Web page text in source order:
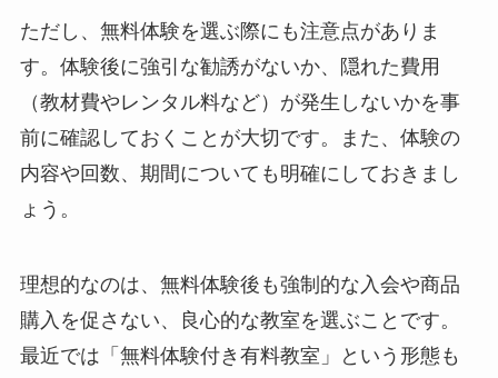
ただし、無料体験を選ぶ際にも注意点がありま
す。体験後に強引な勧誘がないか、隠れた費用
（教材費やレンタル料など）が発生しないかを事
前に確認しておくことが大切です。また、体験の
内容や回数、期間についても明確にしておきまし
ょう。
理想的なのは、無料体験後も強制的な入会や商品
購入を促さない、良心的な教室を選ぶことです。
最近では「無料体験付き有料教室」という形態も